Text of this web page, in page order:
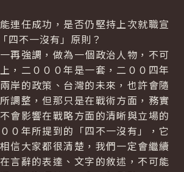
任成功，是否仍堅持上次就職宣
四不一沒有」原則？
強調，做為一個政治人物，不可
，二０００年是一套，二００四年
岸的政策、台灣的未來，也許會隨
調整，但那只是在戰術方面，務實
會影響在戰略方面的清晰與立場的
０年所提到的「四不一沒有」，它
信大家都很清楚，我們一定會繼續
言辭的表達、文字的敘述，不可能